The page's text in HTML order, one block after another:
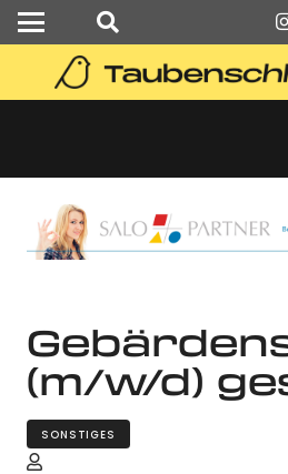
(m/w/d)
SONSTIGES